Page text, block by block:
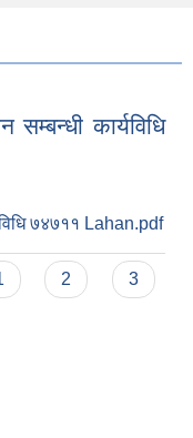
कार्यविधि
७४७११ Lahan.pdf
2
3